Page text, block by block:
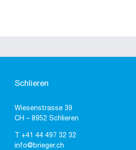
Schlieren
Wiesenstrasse 39
CH – 8952 Schlieren
+41 44 497 32 32
info@brieger.ch